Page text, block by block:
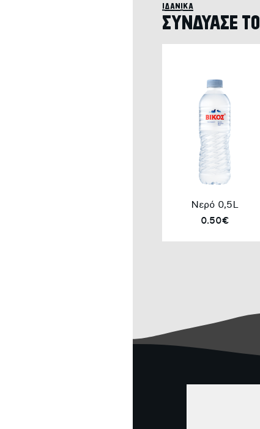
ιδανικά
ΣΥΝΔΥΑΣΕ ΤΟ
Νερό 0,5L
0.50€